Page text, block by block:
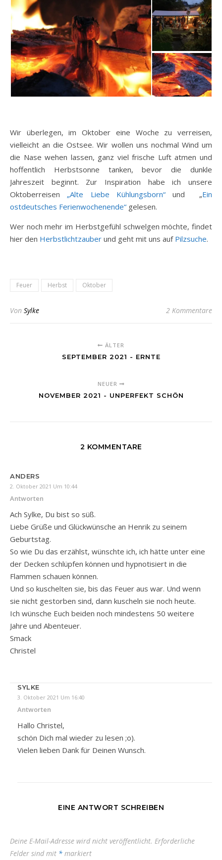
Wir überlegen, im Oktober eine Woche zu verreisen,
vielleicht an die Ostsee. Wir wollen uns nochmal Wind um
die Nase wehen lassen, ganz viel frische Luft atmen und
hoffentlich Herbstsonne tanken, bevor die dunkle
Jahreszeit beginnt. Zur Inspiration habe ich unsere
Oktoberreisen „Alte Liebe Kühlungsborn“ und „Ein
ostdeutsches Ferienwochenende“ gelesen.
Wer noch mehr im Herbstgefühl schwelgen möchte, findet
hier den Herbstlichtzauber und geht mit uns auf Pilzsuche.
Feuer Herbst Oktober
Von Sylke 2 Kommentare
ÄLTER
SEPTEMBER 2021 - ERNTE
NEUER
NOVEMBER 2021 - UNPERFEKT SCHÖN
2 KOMMENTARE
ANDERS
2. Oktober 2021 Um 10:44
Antworten
Ach Sylke, Du bist so süß.
Liebe Grüße und Glückwünsche an Henrik zu seinem
Geburtstag.
So wie Du das erzählst, wünschte ich, ich hätte unter eine
der Decken schlüpfen können und hypnotisiert in die
Flammen schauen können.
Und so kuschelten sie, bis das Feuer aus war. Und wenn
sie nicht gestorben sind, dann kuscheln sie noch heute.
Ich wünsche Euch beiden noch mindestens 50 weitere
Jahre und Abenteuer.
Smack
Christel
SYLKE
3. Oktober 2021 Um 16:40
Antworten
Hallo Christel,
schön Dich mal wieder zu lesen ;o).
Vielen lieben Dank für Deinen Wunsch.
EINE ANTWORT SCHREIBEN
Deine E-Mail-Adresse wird nicht veröffentlicht. Erforderliche
Felder sind mit * markiert